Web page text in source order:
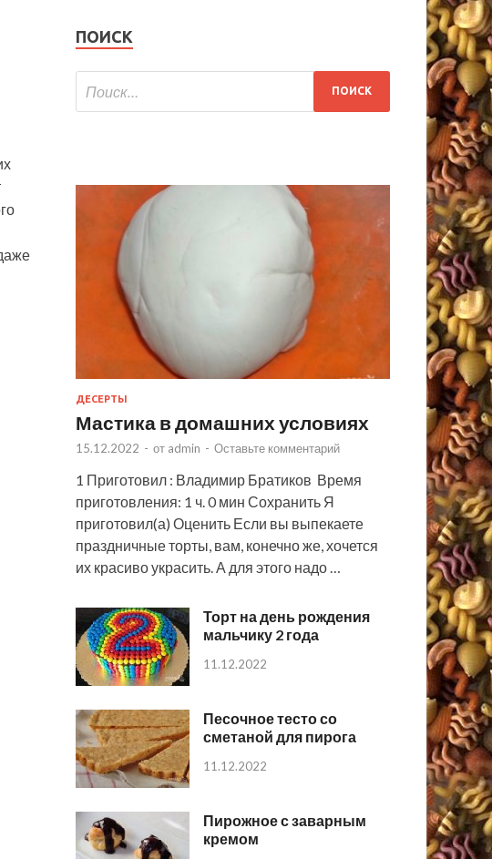
ПОИСК
ДЕСЕРТЫ
Мастика в домашних условиях
15.12.2022 - от admin - Оставьте комментарий
1 Приготовил : Владимир Братиков Время
приготовления: 1 ч. 0 мин Сохранить Я
приготовил(а) Оценить Если вы выпекаете
праздничные торты, вам, конечно же, хочется
их красиво украсить. А для этого надо …
Торт на день рождения
мальчику 2 года
11.12.2022
Песочное тесто со
сметаной для пирога
11.12.2022
Пирожное с заварным
кремом